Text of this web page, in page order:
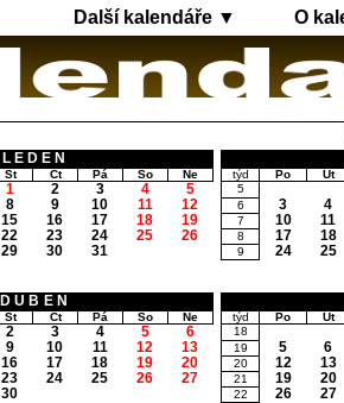
Další kalendáře ▼ O
LEDEN
St Čt Pá So
Ne
1 2 3 4 5
8 9 10 11 12
15 16 17 18 19
22 23 24 25 26
29 30 31
týd Po Út
5
6 3 4
7 10 11
8 17 18
9 24 25
DUBEN
St Čt Pá So
Ne
2 3 4 5 6
9 10 11 12 13
16 17 18 19 20
23 24 25 26 27
30
týd Po Út
18
19 5 6
20 12 13
21 19 20
22 26 27